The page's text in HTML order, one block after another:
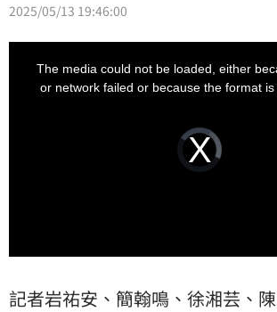
2025/05/13 19:46:00
Video
Player
loading.
The media could not be loaded, either
or network failed or because the format
記者岩祐安、簡翰鳴、徐湘芸、